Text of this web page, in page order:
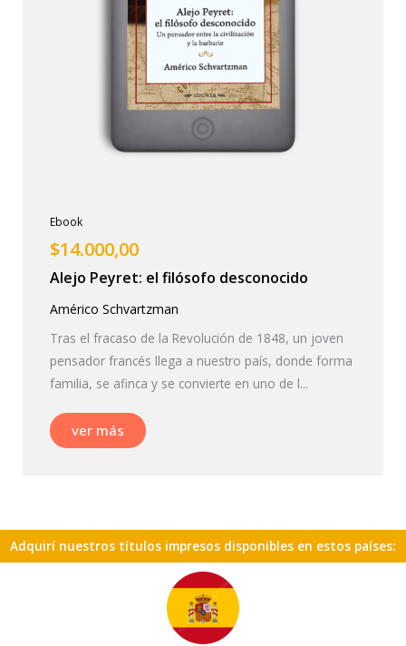
Ebook
$14.000,00
Alejo Peyret: el filósofo desconocido
Américo Schvartzman
Tras el fracaso de la Revolución de 1848, un joven
pensador francés llega a nuestro país, donde forma
familia, se afinca y se convierte en uno de l...
ver más
Adquirí nuestros títulos impresos disponibles en estos países: